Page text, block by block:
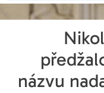
názvu